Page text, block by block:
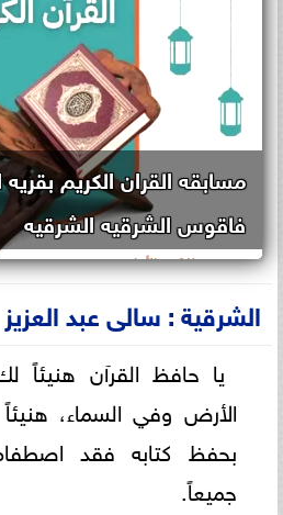
مسابقه القران الكريم بقريه
فاقوس الشرقيه الشرقيه
الشرقية : سالى عبد العزيز
يا حافظ القرآن هنيئاً
الأرض وفي السماء،
بحفظ كتابه فقد
جميعاً.